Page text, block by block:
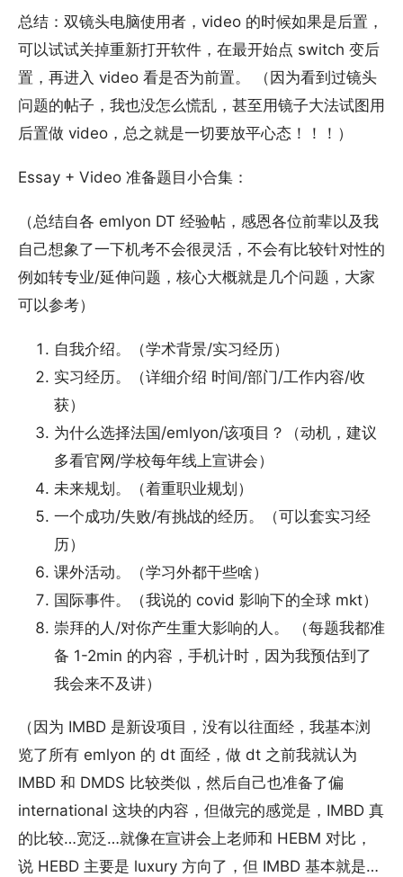
总结：双镜头电脑使用者，video 的时候如果是后置，
可以试试关掉重新打开软件，在最开始点 switch 变后
置，再进入 video 看是否为前置。 （因为看到过镜头
问题的帖子，我也没怎么慌乱，甚至用镜子大法试图用
后置做 video，总之就是一切要放平心态！！！）
Essay + Video 准备题目小合集：
（总结自各 emlyon DT 经验帖，感恩各位前辈以及我
自己想象了一下机考不会很灵活，不会有比较针对性的
例如转专业/延伸问题，核心大概就是几个问题，大家
可以参考）
自我介绍。（学术背景/实习经历）
实习经历。（详细介绍 时间/部门/工作内容/收
获）
为什么选择法国/emlyon/该项目？（动机，建议
多看官网/学校每年线上宣讲会）
未来规划。（着重职业规划）
一个成功/失败/有挑战的经历。（可以套实习经
历）
课外活动。（学习外都干些啥）
国际事件。（我说的 covid 影响下的全球 mkt）
崇拜的人/对你产生重大影响的人。 （每题我都准
备 1-2min 的内容，手机计时，因为我预估到了
我会来不及讲）
（因为 IMBD 是新设项目，没有以往面经，我基本浏
览了所有 emlyon 的 dt 面经，做 dt 之前我就认为
IMBD 和 DMDS 比较类似，然后自己也准备了偏
international 这块的内容，但做完的感觉是，IMBD 真
的比较…宽泛…就像在宣讲会上老师和 HEBM 对比，
说 HEBD 主要是 luxury 方向了，但 IMBD 基本就是…